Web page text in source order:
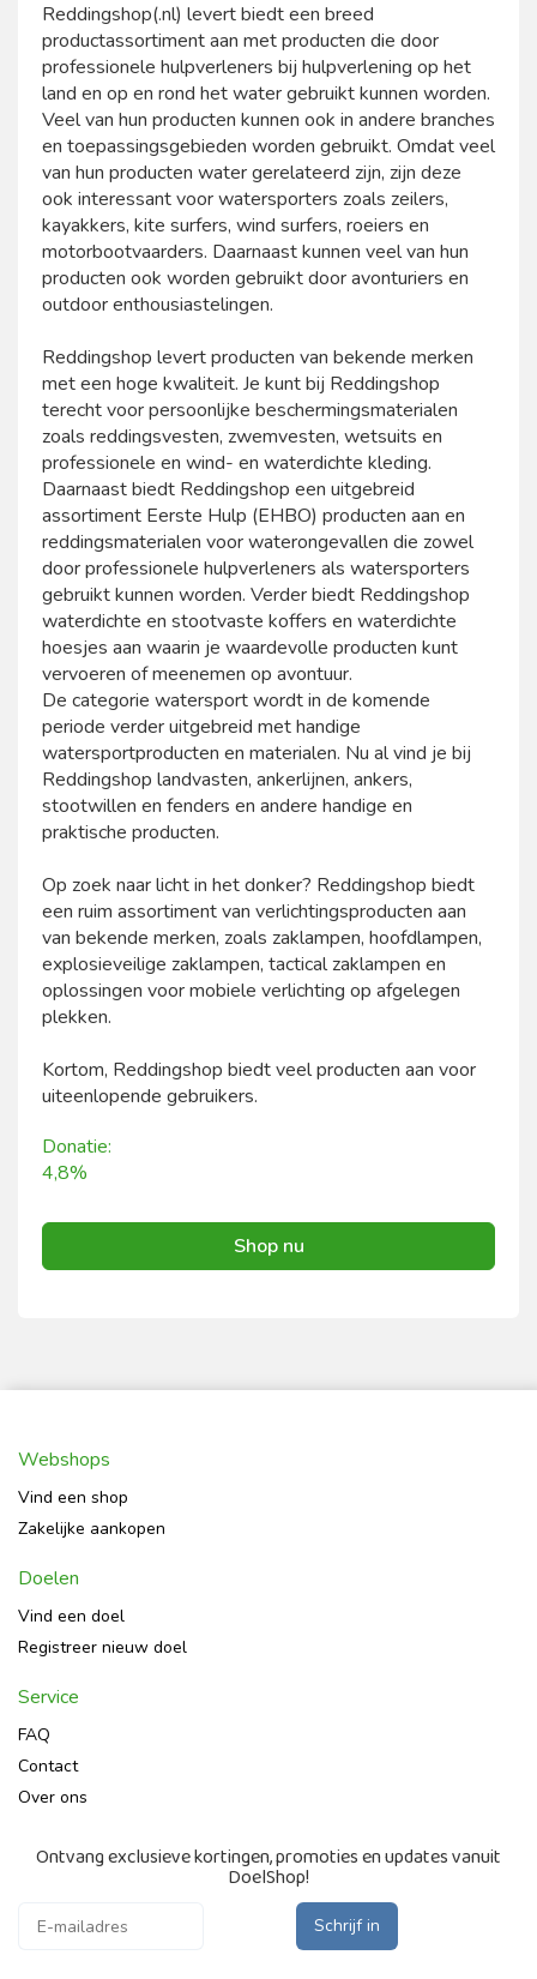
Reddingshop(.nl) levert biedt een breed
productassortiment aan met producten die door
professionele hulpverleners bij hulpverlening op het
land en op en rond het water gebruikt kunnen worden.
Veel van hun producten kunnen ook in andere branches
en toepassingsgebieden worden gebruikt. Omdat veel
van hun producten water gerelateerd zijn, zijn deze
ook interessant voor watersporters zoals zeilers,
kayakkers, kite surfers, wind surfers, roeiers en
motorbootvaarders. Daarnaast kunnen veel van hun
producten ook worden gebruikt door avonturiers en
outdoor enthousiastelingen.
Reddingshop levert producten van bekende merken
met een hoge kwaliteit. Je kunt bij Reddingshop
terecht voor persoonlijke beschermingsmaterialen
zoals reddingsvesten, zwemvesten, wetsuits en
professionele en wind- en waterdichte kleding.
Daarnaast biedt Reddingshop een uitgebreid
assortiment Eerste Hulp (EHBO) producten aan en
reddingsmaterialen voor waterongevallen die zowel
door professionele hulpverleners als watersporters
gebruikt kunnen worden. Verder biedt Reddingshop
waterdichte en stootvaste koffers en waterdichte
hoesjes aan waarin je waardevolle producten kunt
vervoeren of meenemen op avontuur.
De categorie watersport wordt in de komende
periode verder uitgebreid met handige
watersportproducten en materialen. Nu al vind je bij
Reddingshop landvasten, ankerlijnen, ankers,
stootwillen en fenders en andere handige en
praktische producten.
Op zoek naar licht in het donker? Reddingshop biedt
een ruim assortiment van verlichtingsproducten aan
van bekende merken, zoals zaklampen, hoofdlampen,
explosieveilige zaklampen, tactical zaklampen en
oplossingen voor mobiele verlichting op afgelegen
plekken.
Kortom, Reddingshop biedt veel producten aan voor
uiteenlopende gebruikers.
Donatie:
4,8%
Shop nu
Webshops
Vind een shop
Zakelijke aankopen
Doelen
Vind een doel
Registreer nieuw doel
Service
FAQ
Contact
Over ons
Ontvang exclusieve kortingen, promoties en updates vanuit
DoelShop!
Schrijf in